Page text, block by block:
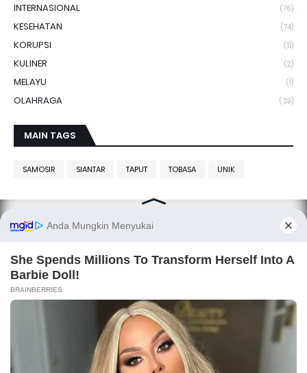
INTERNASIONAL (76)
KESEHATAN (74)
KORUPSI (11)
KULINER (2)
MELAYU (1)
OLAHRAGA (39)
MAIN TAGS
SAMOSIR SIANTAR TAPUT TOBASA UNIK
SITANGGANG.net, smart media
Copyright ©SITANGGANG.netAll Right Reserved
Designed by
Fetney